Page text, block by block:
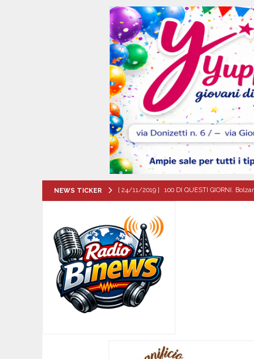
NEWS TICKER [ 24/11/2019 ] 100 DI QUESTI GIORNI.
[ 10/08/2026 ] ALMANACCO DEL GIORNO.
[ 10/08/2026 ] SANT’Oggi. Lunedì 10
EVIDENZA
[ 09/08/2026 ] Turismo delle radici,
[ 09/08/2026 ]
Santa Filomena CRONACA